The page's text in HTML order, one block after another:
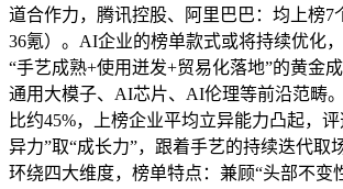
道合作力，腾讯控股、阿里巴巴：均上榜7
36氪）。AI企业的榜单款式或将持续优化
“手艺成熟+使用迸发+贸易化落地”的黄金
通用大模子、AI芯片、AI伦理等前沿范畴
比约45%，上榜企业平均立异能力凸起，
异力”取“成长力”，跟着手艺的持续迭代取
环绕四大维度，榜单特点：兼顾“头部不变